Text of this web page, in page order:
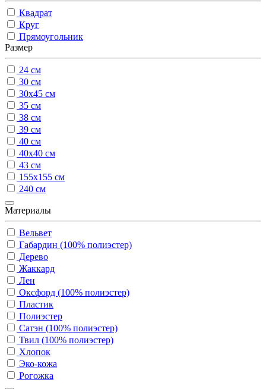
Квадрат
Круг
Прямоугольник
Размер
24 см
30 см
30х45 см
35 см
38 см
39 см
40 см
40х40 см
43 см
155х155 см
240 см
Материалы
Вельвет
Габардин (100% полиэстер)
Дерево
Жаккард
Лен
Оксфорд (100% полиэстер)
Пластик
Полиэстер
Сатэн (100% полиэстер)
Твил (100% полиэстер)
Хлопок
Эко-кожа
Рогожка